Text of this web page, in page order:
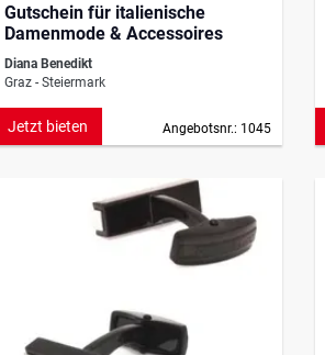
Gutschein für italienische
Damenmode & Accessoires
Diana Benedikt
Graz - Steiermark
Angebotsnr.: 1045
Jetzt bieten